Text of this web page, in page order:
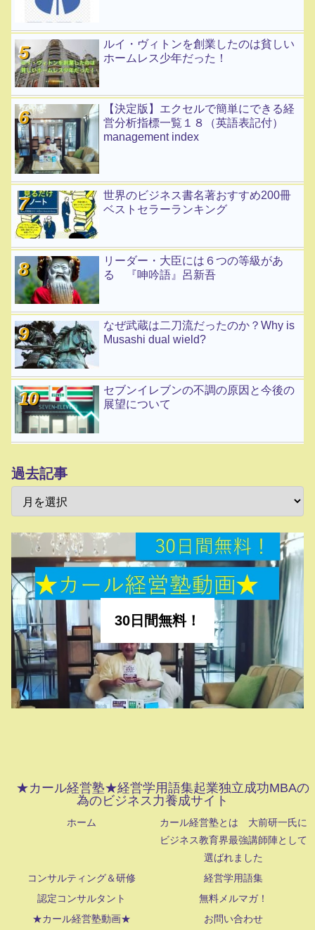
ルイ・ヴィトンを創業したのは貧しい
ホームレス少年だった！
【決定版】エクセルで簡単にできる経
営分析指標一覧１８（英語表記付）
management index
世界のビジネス書名著おすすめ200冊
ベストセラーランキング
リーダー・大臣には６つの等級があ
る 『呻吟語』呂新吾
なぜ武蔵は二刀流だったのか？Why is
Musashi dual wield?
セブンイレブンの不調の原因と今後の
展望について
過去記事
30日間無料！
★カール経営塾★経営学用語集起業独立成功MBAの
為のビジネス力養成サイト
ホーム
カール経営塾とは 大前研一氏に
ビジネス教育界最強講師陣として
選ばれました
コンサルティング＆研修
経営学用語集
認定コンサルタント
無料メルマガ！
★カール経営塾動画★
お問い合わせ